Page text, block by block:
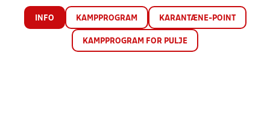
INFO KAMPPROGRAM KARANTÆNE-POINT
KAMPPROGRAM FOR PULJE